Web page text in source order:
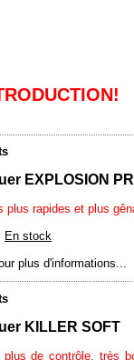
EXPLOSION
plus rapides et plus
En stock
plus d'informations...
KILLER SOFT
plus de contrôle, très